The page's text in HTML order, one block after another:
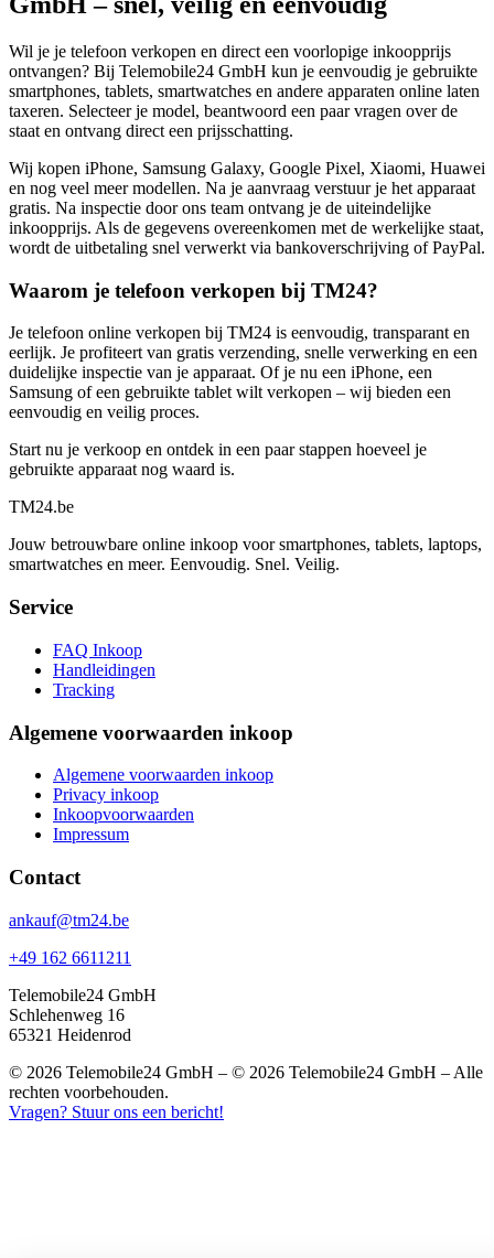
Wil je je telefoon verkopen en direct een voorlopige inkoopprijs
ontvangen? Bij Telemobile24 GmbH kun je eenvoudig je gebruikte
smartphones, tablets, smartwatches en andere apparaten online laten
taxeren. Selecteer je model, beantwoord een paar vragen over de
staat en ontvang direct een prijsschatting.
Wij kopen iPhone, Samsung Galaxy, Google Pixel, Xiaomi, Huawei
en nog veel meer modellen. Na je aanvraag verstuur je het apparaat
gratis. Na inspectie door ons team ontvang je de uiteindelijke
inkoopprijs. Als de gegevens overeenkomen met de werkelijke staat,
wordt de uitbetaling snel verwerkt via bankoverschrijving of PayPal.
Waarom je telefoon verkopen bij TM24?
Je telefoon online verkopen bij TM24 is eenvoudig, transparant en
eerlijk. Je profiteert van gratis verzending, snelle verwerking en een
duidelijke inspectie van je apparaat. Of je nu een iPhone, een
Samsung of een gebruikte tablet wilt verkopen – wij bieden een
eenvoudig en veilig proces.
Start nu je verkoop en ontdek in een paar stappen hoeveel je
gebruikte apparaat nog waard is.
TM24.be
Jouw betrouwbare online inkoop voor smartphones, tablets, laptops,
smartwatches en meer. Eenvoudig. Snel. Veilig.
Service
FAQ Inkoop
Handleidingen
Tracking
Algemene voorwaarden inkoop
Algemene voorwaarden inkoop
Privacy inkoop
Inkoopvoorwaarden
Impressum
Contact
ankauf@tm24.be
+49 162 6611211
Telemobile24 GmbH
Schlehenweg 16
65321 Heidenrod
© 2026 Telemobile24 GmbH – © 2026 Telemobile24 GmbH – Alle
rechten voorbehouden.
Vragen? Stuur ons een bericht!